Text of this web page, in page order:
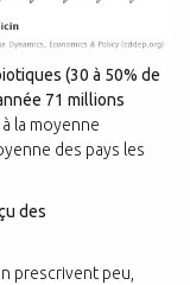
(30 à 50% de
71 millions
la moyenne
des pays les
des
prescrivent peu,